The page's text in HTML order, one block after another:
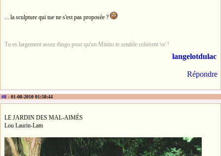
... la sculpture qui tue ne s'est pas proposée ?
Tu es largement assez dingo pour qu'un Minito te semble cohérent \o/ !
langelotdulac
Répondre
#8 - 01-08-2010 01:58:44
LE JARDIN DES MAL-AIMÉS
Lou Laurin-Lam